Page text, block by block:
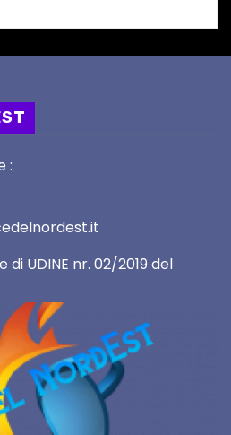
:
UDINE nr. 02/2019 del